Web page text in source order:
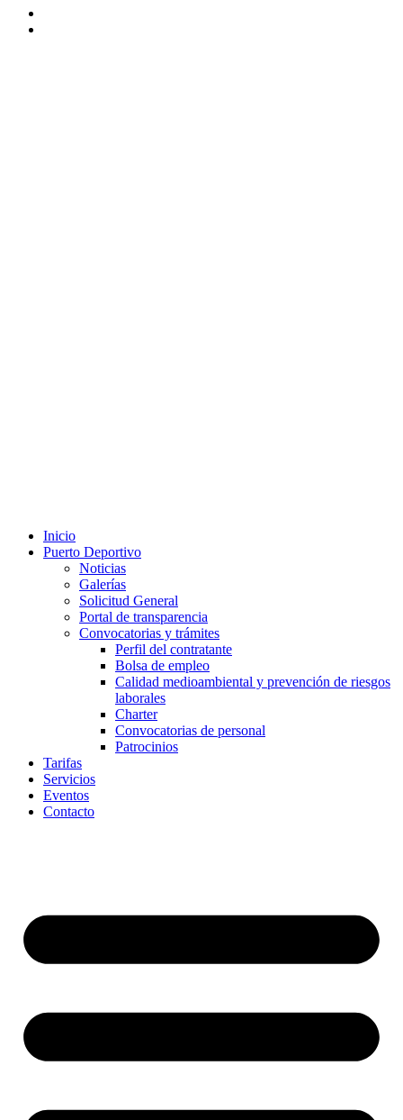
Inicio
Puerto Deportivo
Noticias
Galerías
Solicitud General
Portal de transparencia
Convocatorias y trámites
Perfil del contratante
Bolsa de empleo
Calidad medioambiental y prevención de riesgos
laborales
Charter
Convocatorias de personal
Patrocinios
Tarifas
Servicios
Eventos
Contacto